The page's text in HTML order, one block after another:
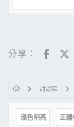
分享：
討論區
淺色明亮 正體